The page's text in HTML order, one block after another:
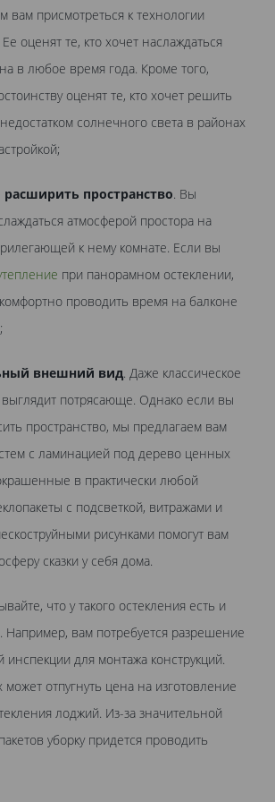
вам присмотреться к технологии
оценят те, кто хочет наслаждаться
в любое время года. Кроме того,
оценят те, кто хочет решить
солнечного света в районах
расширить пространство. Вы
атмосферой простора на
к нему комнате. Если вы
при панорамном остеклении,
проводить время на балконе
внешний вид. Даже классическое
выглядит потрясающе. Однако если вы
пространство, мы предлагаем вам
с ламинацией под дерево ценных
в практически любой
с подсветкой, витражами и
рисунками помогут вам
сказки у себя дома.
что у такого остекления есть и
Например, вам потребуется разрешение
инспекции для монтажа конструкций.
может отпугнуть цена на изготовление
лоджий. Из-за значительной
уборку придется проводить